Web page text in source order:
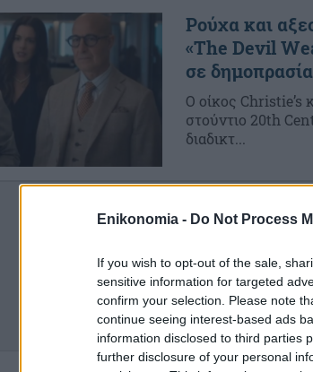
Enikonomia - Do Not Process
If you wish to opt-out of the sale,
sensitive information for targeted
confirm your selection. Please note
continue seeing interest-based ads
information disclosed to third parties
further disclosure of your personal
Ρούχα και
«The Devil
σε δημοπρασία
Ο οίκος Christie’s
στούντιο 20th
διαδικτ...